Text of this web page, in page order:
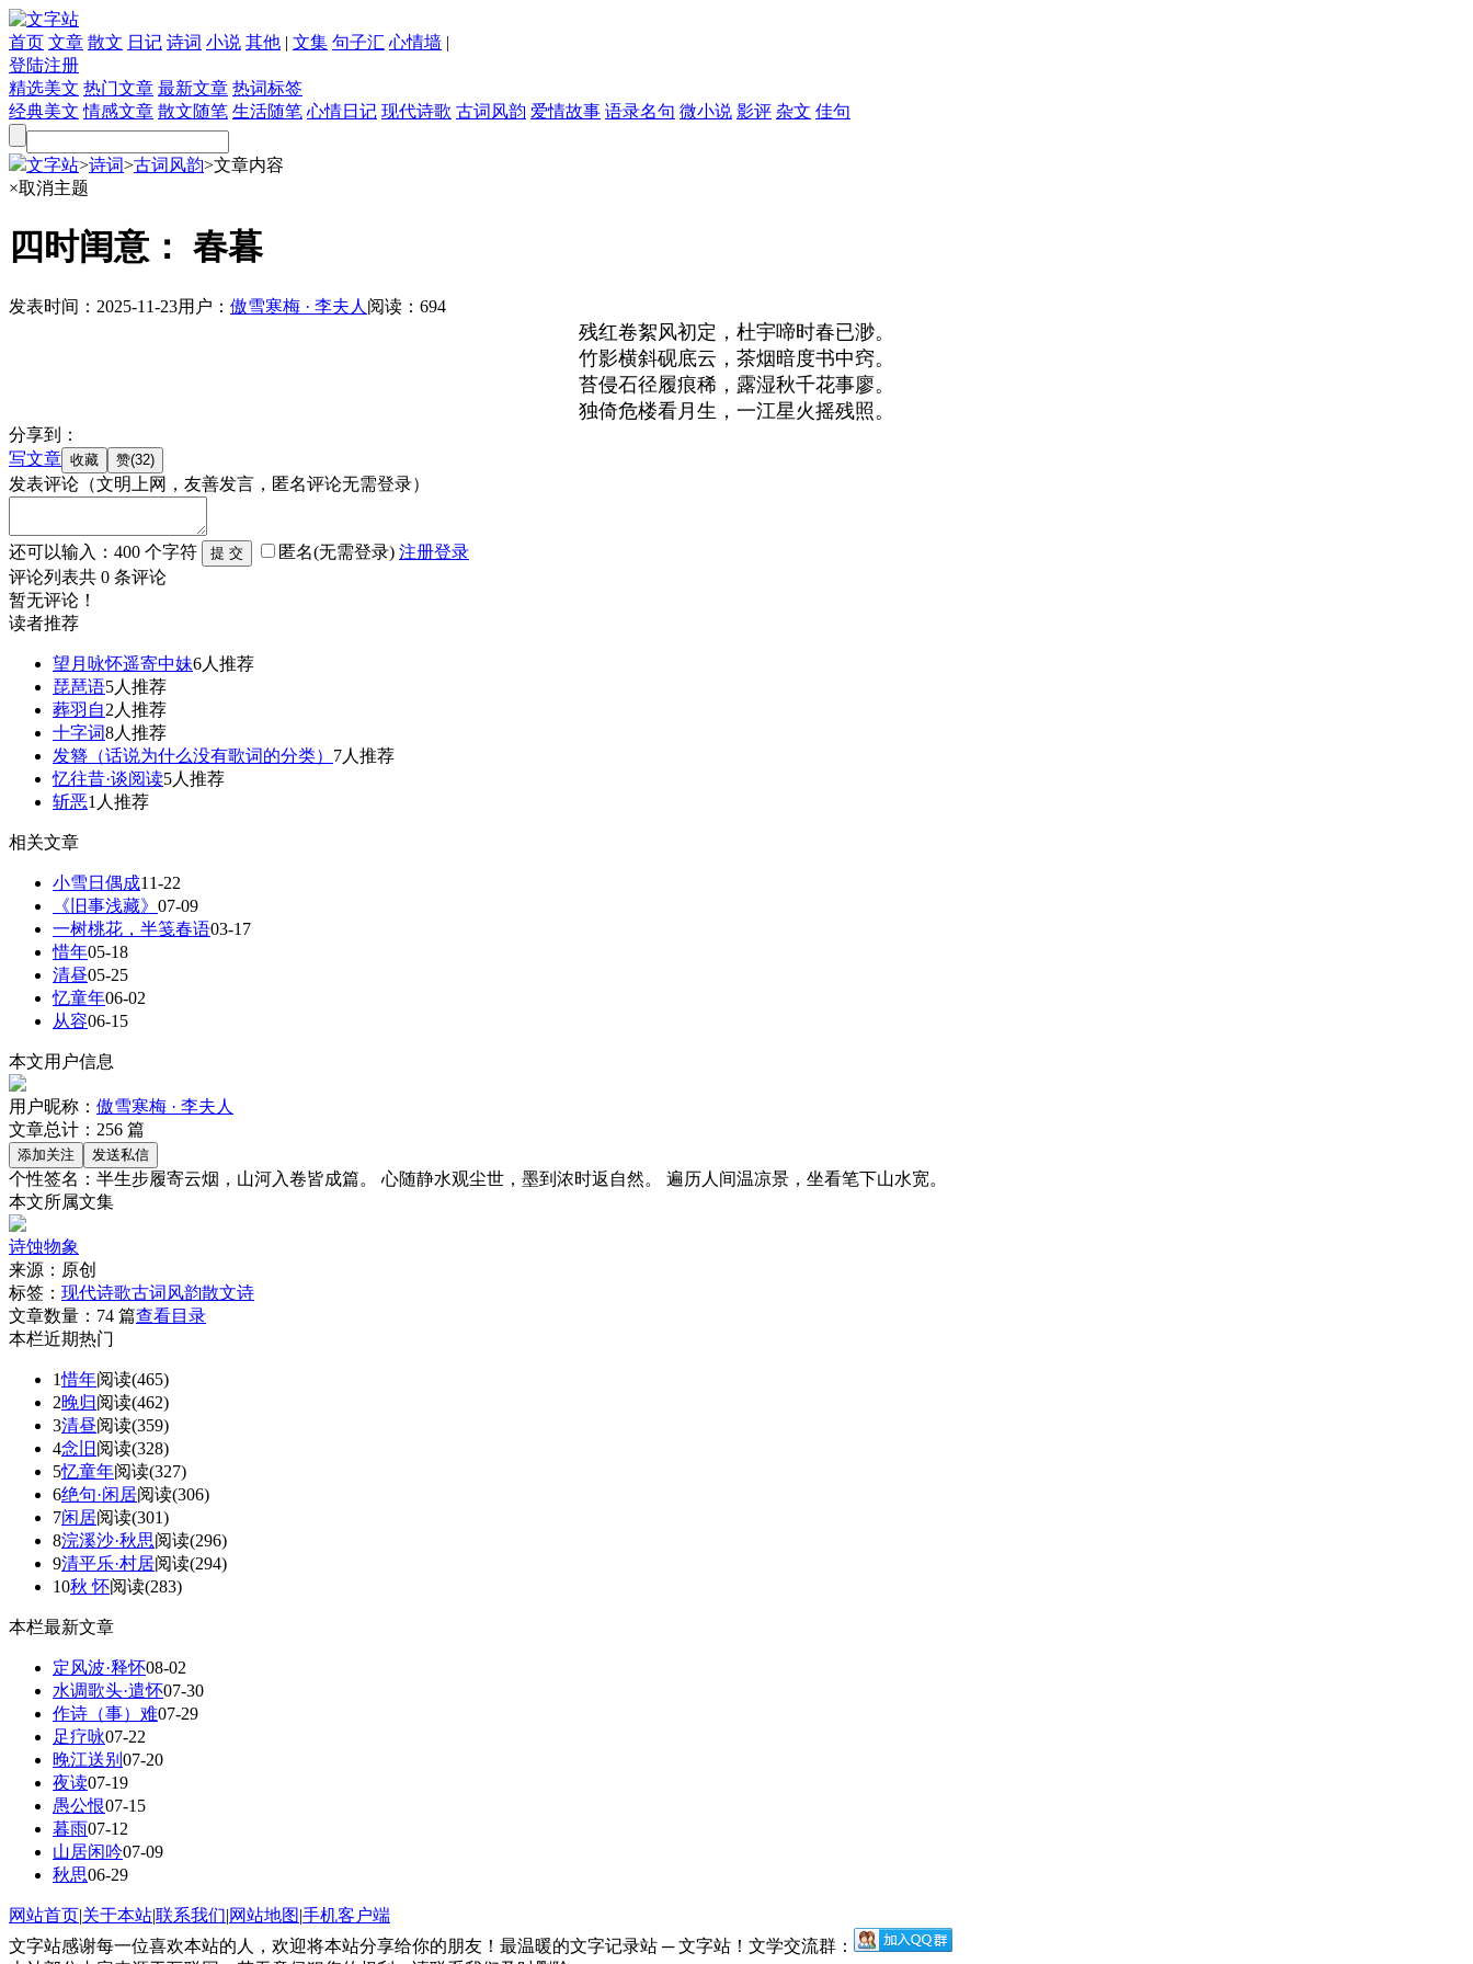
首页 文章 散文 日记 诗词 小说 其他 | 文集 句子汇 心情墙 |
登陆注册
精选美文 热门文章 最新文章 热词标签
经典美文 情感文章 散文随笔 生活随笔 心情日记 现代诗歌 古词风韵 爱情故事 语录名句 微小说 影评 杂文 佳句
文字站>诗词>古词风韵>文章内容
×取消主题
四时闺意： 春暮
发表时间： 2025-11-23用户： 傲雪寒梅 · 李夫人 阅读： 694
残红卷絮风初定，杜宇啼时春已渺。
竹影横斜砚底云，茶烟暗度书中窍。
苔侵石径履痕稀，露湿秋千花事廖。
独倚危楼看月生，一江星火摇残照。
分享到：
写文章
发表评论 （文明上网，友善发言，匿名评论无需登录）
还可以输入： 400 个字符 匿名(无需登录) 注册登录
评论列表共 0 条评论
暂无评论！
读者推荐
望月咏怀遥寄中妹6人推荐
琵琶语5人推荐
葬羽自2人推荐
十字词8人推荐
发簪（话说为什么没有歌词的分类） 7人推荐
忆往昔·谈阅读5人推荐
斩恶1人推荐
相关文章
小雪日偶成11-22
《旧事浅藏》 07-09
一树桃花，半笺春语03-17
惜年05-18
清昼05-25
忆童年06-02
从容06-15
本文用户信息
用户昵称： 傲雪寒梅 · 李夫人
文章总计： 256 篇
个性签名： 半生步履寄云烟，山河入卷皆成篇。 心随静水观尘世，墨到浓时返自然。 遍历人间温凉景，坐看笔下山水宽。
本文所属文集
诗蚀物象
来源： 原创
标签： 现代诗歌古词风韵散文诗
文章数量： 74 篇查看目录
本栏近期热门
1惜年阅读(465)
2晚归阅读(462)
3清昼阅读(359)
4念旧 阅读(328)
5忆童年阅读(327)
6绝句·闲居阅读(306)
7闲居阅读(301)
8浣溪沙·秋思阅读(296)
9清平乐·村居阅读(294)
10秋 怀阅读(283)
本栏最新文章
定风波·释怀08-02
水调歌头·遣怀07-30
作诗（事）难07-29
足疗咏07-22
晚江送别 07-20
夜读07-19
愚公恨07-15
暮雨07-12
山居闲吟07-09
秋思06-29
网站首页|关于本站|联系我们|网站地图|手机客户端
文字站感谢每一位喜欢本站的人，欢迎将本站分享给你的朋友！最温暖的文字记录站 ─ 文字站！文学交流群：